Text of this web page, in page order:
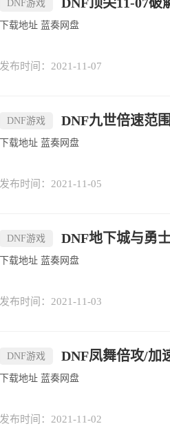
DNF游戏
下载地址 蓝奏网盘
发布时间：2021-11-07
DNF游戏 DNF九世倍速范
下载地址 蓝奏网盘
发布时间：2021-11-05
DNF游戏 DNF地下城与勇
下载地址 蓝奏网盘
发布时间：2021-11-03
DNF游戏 DNF凤舞倍攻/加
下载地址 蓝奏网盘
发布时间：2021-11-02